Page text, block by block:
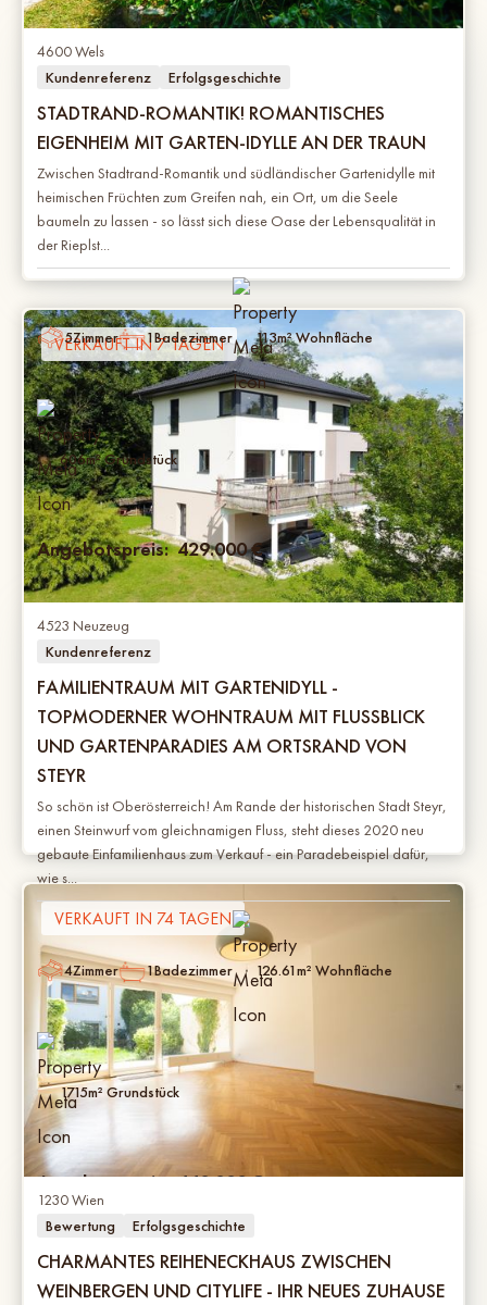
4600 Wels
Kundenreferenz
Erfolgsgeschichte
STADTRAND-ROMANTIK! ROMANTISCHES
EIGENHEIM MIT GARTEN-IDYLLE AN DER TRAUN
Zwischen Stadtrand-Romantik und südländischer Gartenidylle mit
heimischen Früchten zum Greifen nah, ein Ort, um die Seele
baumeln zu lassen - so lässt sich diese Oase der Lebensqualität in
der Rieplst...
5Zimmer 1Badezimmer 113m² Wohnfläche
606m² Grundstück
Angebotspreis: 429.000€
VERKAUFT IN 7 TAGEN
4523 Neuzeug
Kundenreferenz
FAMILIENTRAUM MIT GARTENIDYLL -
TOPMODERNER WOHNTRAUM MIT FLUSSBLICK
UND GARTENPARADIES AM ORTSRAND VON
STEYR
So schön ist Oberösterreich! Am Rande der historischen Stadt Steyr,
einen Steinwurf vom gleichnamigen Fluss, steht dieses 2020 neu
gebaute Einfamilienhaus zum Verkauf - ein Paradebeispiel dafür,
wie s...
4Zimmer 1Badezimmer 126.61m² Wohnfläche
1715m² Grundstück
Angebotspreis: 440.000€
VERKAUFT IN 74 TAGEN
1230 Wien
Bewertung
Erfolgsgeschichte
CHARMANTES REIHENECKHAUS ZWISCHEN
WEINBERGEN UND CITYLIFE - IHR NEUES ZUHAUSE